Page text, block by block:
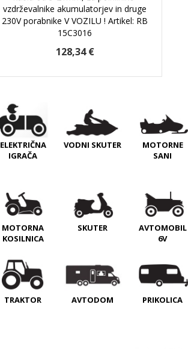
vzdrževalnike akumulatorjev in druge
230V porabnike V VOZILU ! Artikel: RB
15C3016
128,34 €
ELEKTRIČNA
IGRAČA
VODNI SKUTER
MOTORNE
SANI
MOTORNA
KOSILNICA
SKUTER
AVTOMOBIL
6V
TRAKTOR AVTODOM PRIKOLICA